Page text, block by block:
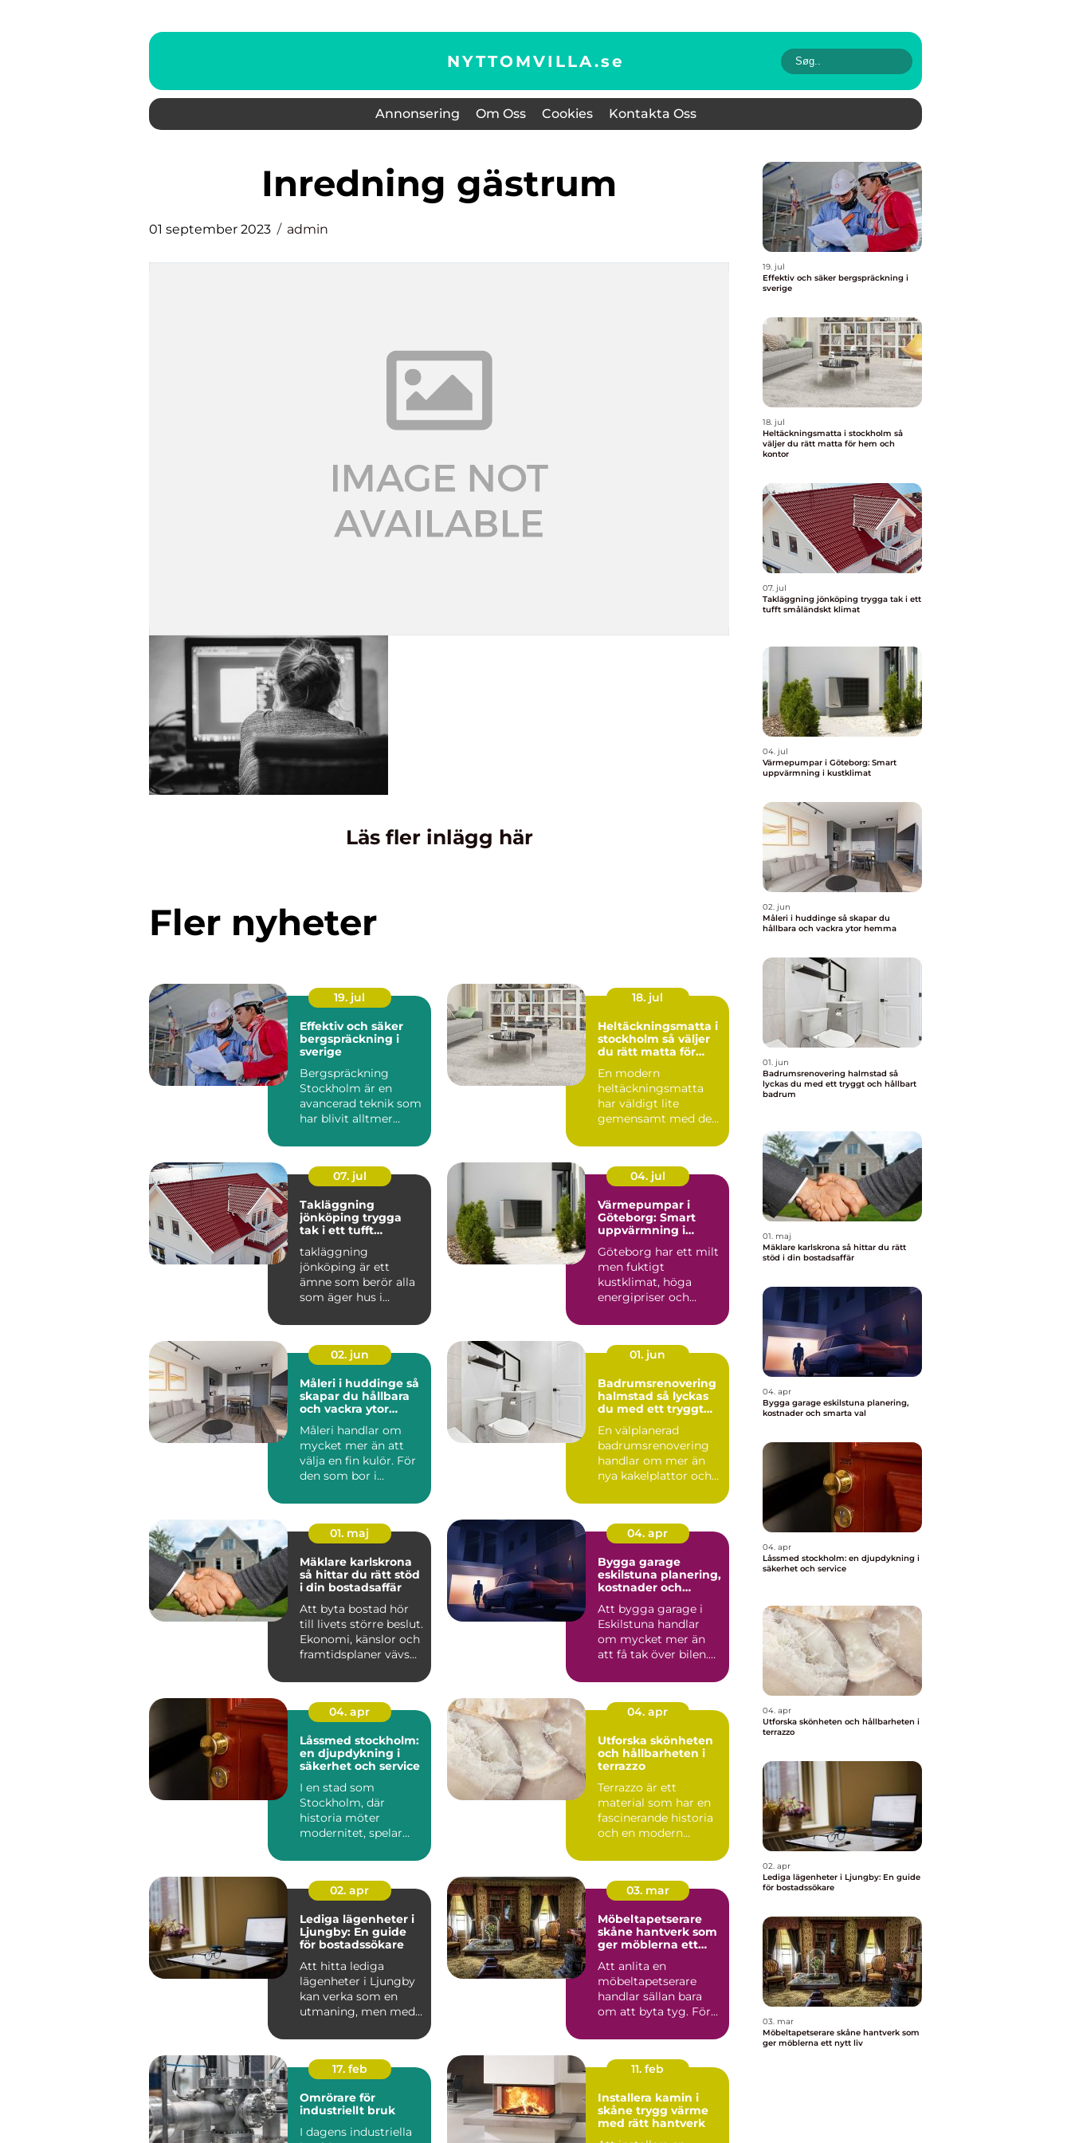
NYTTOMVILLA.se
Annonsering Om Oss Cookies Kontakta Oss
inredning gästrum
01 september 2023 admin
Läs fler inlägg här
Fler nyheter
19. jul
Effektiv och säker
bergspräckning i
sverige
Bergspräckning
Stockholm är en
avancerad teknik som
har blivit alltmer
18. jul
Heltäckningsmatta i
stockholm så väljer
du rätt matta för
En modern
heltäckningsmatta
har väldigt lite
gemensamt med den
och 80talet. Ida...
07. jul
Takläggning
jönköping trygga
tak i ett tufft
takläggning
jönköping är ett
ämne som berör alla
som äger hus i
Taket är huset...
04. jul
Värmepumpar i
Göteborg: Smart
uppvärmning i
Göteborg har ett milt
men fuktigt
kustklimat, höga
energipriser och
02. jun
Måleri i huddinge så
skapar du hållbara
och vackra ytor
Måleri handlar om
mycket mer än att
välja en fin kulör. För
den som bor i
klimat, hu...
01. jun
Badrumsrenovering
halmstad så lyckas
du med ett tryggt
En välplanerad
badrumsrenovering
handlar om mer än
nya kakelplattor och
många i...
01. maj
Mäklare karlskrona
så hittar du rätt stöd
i din bostadsaffär
Att byta bostad hör
till livets större beslut.
Ekonomi, känslor och
framtidsplaner vävs
04. apr
Bygga garage
eskilstuna planering,
kostnader och
Att bygga garage i
Eskilstuna handlar
om mycket mer än
att få tak över bilen.
garage ...
04. apr
Låssmed stockholm:
en djupdykning i
säkerhet och service
I en stad som
Stockholm, där
historia möter
modernitet, spelar
avgörande roll.
Låssmed S...
04. apr
Utforska skönheten
och hållbarheten i
terrazzo
Terrazzo är ett
material som har en
fascinerande historia
och en modern
02. apr
Lediga lägenheter i
Ljungby: En guide
för bostadssökare
Att hitta lediga
lägenheter i Ljungby
kan verka som en
utmaning, men med
03. mar
Möbeltapetserare
skåne hantverk som
ger möblerna ett
Att anlita en
möbeltapetserare
handlar sällan bara
om att byta tyg. För
att be...
17. feb
Omrörare för
industriellt bruk
I dagens industriella
11. feb
Installera kamin i
skåne trygg värme
med rätt hantverk
19. jul
Effektiv och säker bergspräckning i
sverige
18. jul
Heltäckningsmatta i stockholm så
väljer du rätt matta för hem och
kontor
07. jul
Takläggning jönköping trygga tak i ett
tufft småländskt klimat
04. jul
Värmepumpar i Göteborg: Smart
uppvärmning i kustklimat
02. jun
Måleri i huddinge så skapar du
hållbara och vackra ytor hemma
01. jun
Badrumsrenovering halmstad så
lyckas du med ett tryggt och hållbart
badrum
01. maj
Mäklare karlskrona så hittar du rätt
stöd i din bostadsaffär
04. apr
Bygga garage eskilstuna planering,
kostnader och smarta val
04. apr
Låssmed stockholm: en djupdykning i
säkerhet och service
04. apr
Utforska skönheten och hållbarheten i
terrazzo
02. apr
Lediga lägenheter i Ljungby: En guide
för bostadssökare
03. mar
Möbeltapetserare skåne hantverk som
ger möblerna ett nytt liv